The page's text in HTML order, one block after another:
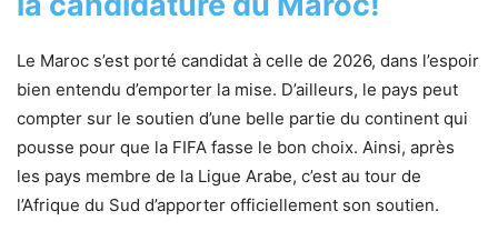
Le Maroc s’est porté candidat à celle de 2026, dans l’espoir
bien entendu d’emporter la mise. D’ailleurs, le pays peut
compter sur le soutien d’une belle partie du continent qui
pousse pour que la FIFA fasse le bon choix. Ainsi, après
les pays membre de la Ligue Arabe, c’est au tour de
l’Afrique du Sud d’apporter officiellement son soutien.